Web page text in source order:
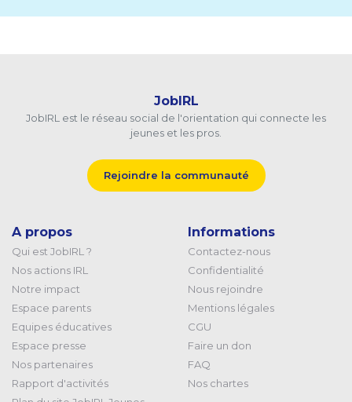
JobIRL
JobIRL est le réseau social de l'orientation qui connecte les
jeunes et les pros.
Rejoindre la communauté
A propos
Qui est JobIRL ?
Nos actions IRL
Notre impact
Espace parents
Equipes éducatives
Espace presse
Nos partenaires
Rapport d'activités
Informations
Contactez-nous
Confidentialité
Nous rejoindre
Mentions légales
CGU
Faire un don
FAQ
Nos chartes